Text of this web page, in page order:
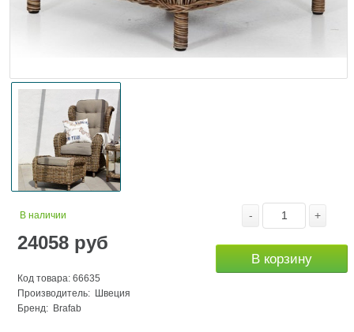
В наличии
24058 руб
Код товара: 66635
Производитель: Швеция
Бренд: Brafab
- +
В корзину